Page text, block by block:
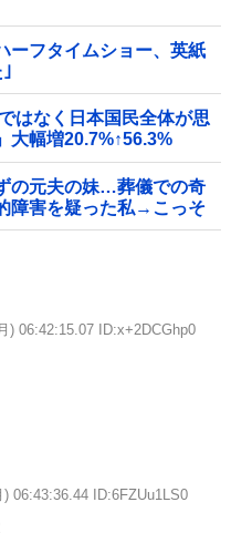
ーフタイムショー、英紙
はなく日本国民全体が思
大幅増20.7%↑56.3%
の元夫の妹…葬儀での奇
障害を疑った私→こっそ
) 06:42:15.07 ID:x+2DCGhp0
) 06:43:36.44 ID:6FZUu1LS0